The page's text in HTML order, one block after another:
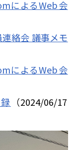
によるWeb会
絡会 議事メモ
によるWeb会
（2024/06/17